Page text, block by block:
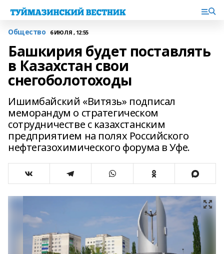
Общество 6 ИЮЛЯ , 12:55
Башкирия будет поставлять
в Казахстан свои
снегоболотоходы
Ишимбайский «Витязь» подписал
меморандум о стратегическом
сотрудничестве с казахстанским
предприятием на полях Российского
нефтегазохимического форума в Уфе.